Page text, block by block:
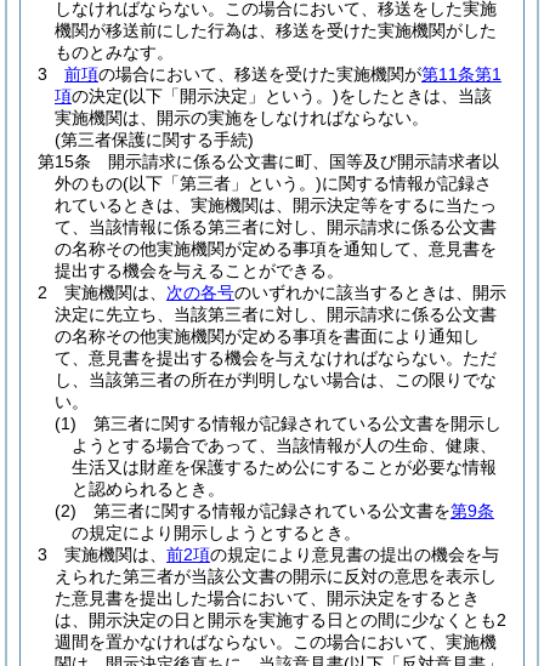
しなければならない。
この場合において、移送をした実施
機関が移送前にした行為は、移送を受けた実施機関がした
ものとみなす。
3
前項の場合において、移送を受けた実施機関が第11条第1
項の決定(以下「開示決定」という。)をしたときは、当該
実施機関は、開示の実施をしなければならない。
(第三者保護に関する手続)
第15条
開示請求に係る公文書に町、国等及び開示請求者以
外のもの(以下「第三者」という。)に関する情報が記録さ
れているときは、実施機関は、開示決定等をするに当たっ
て、当該情報に係る第三者に対し、開示請求に係る公文書
の名称その他実施機関が定める事項を通知して、意見書を
提出する機会を与えることができる。
2
実施機関は、 次の各号のいずれかに該当するときは、開示
決定に先立ち、当該第三者に対し、開示請求に係る公文書
の名称その他実施機関が定める事項を書面により通知し
て、意見書を提出する機会を与えなければならない。 ただ
し、当該第三者の所在が判明しない場合は、この限りでな
い。
(1)
第三者に関する情報が記録されている公文書を開示し
ようとする場合であって、当該情報が人の生命、健康、
生活又は財産を保護するため公にすることが必要な情報
と認められるとき。
(2)
第三者に関する情報が記録されている公文書を第9条
の規定により開示しようとするとき。
3
実施機関は、 前2項の規定により意見書の提出の機会を与
えられた第三者が当該公文書の開示に反対の意思を表示し
た意見書を提出した場合において、開示決定をするとき
は、開示決定の日と開示を実施する日との間に少なくとも2
週間を置かなければならない。
この場合において、実施機